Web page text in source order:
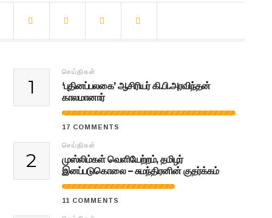
1
செய்திகள்
‘புதினப்பலகை’ ஆசிரியர் கி.பி.அரவிந்தன்
காலமானார்
17 COMMENTS
2
செய்திகள்
முஸ்லிம்கள் வெளியேற்றம், தமிழர்
இனப்படுகொலை – சுமந்திரனின் குதர்க்கம்
11 COMMENTS